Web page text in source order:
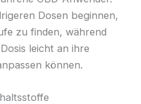
Dosen beginnen,
zu finden, während
leicht an ihre
können.